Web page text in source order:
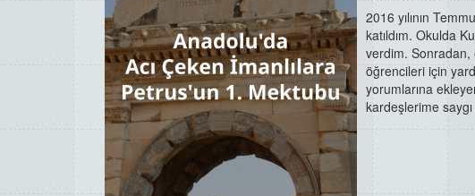
2016 yılının
katıldım. Okulda
verdim. Sonradan,
öğrencileri için
yorumlarına
kardeşlerime